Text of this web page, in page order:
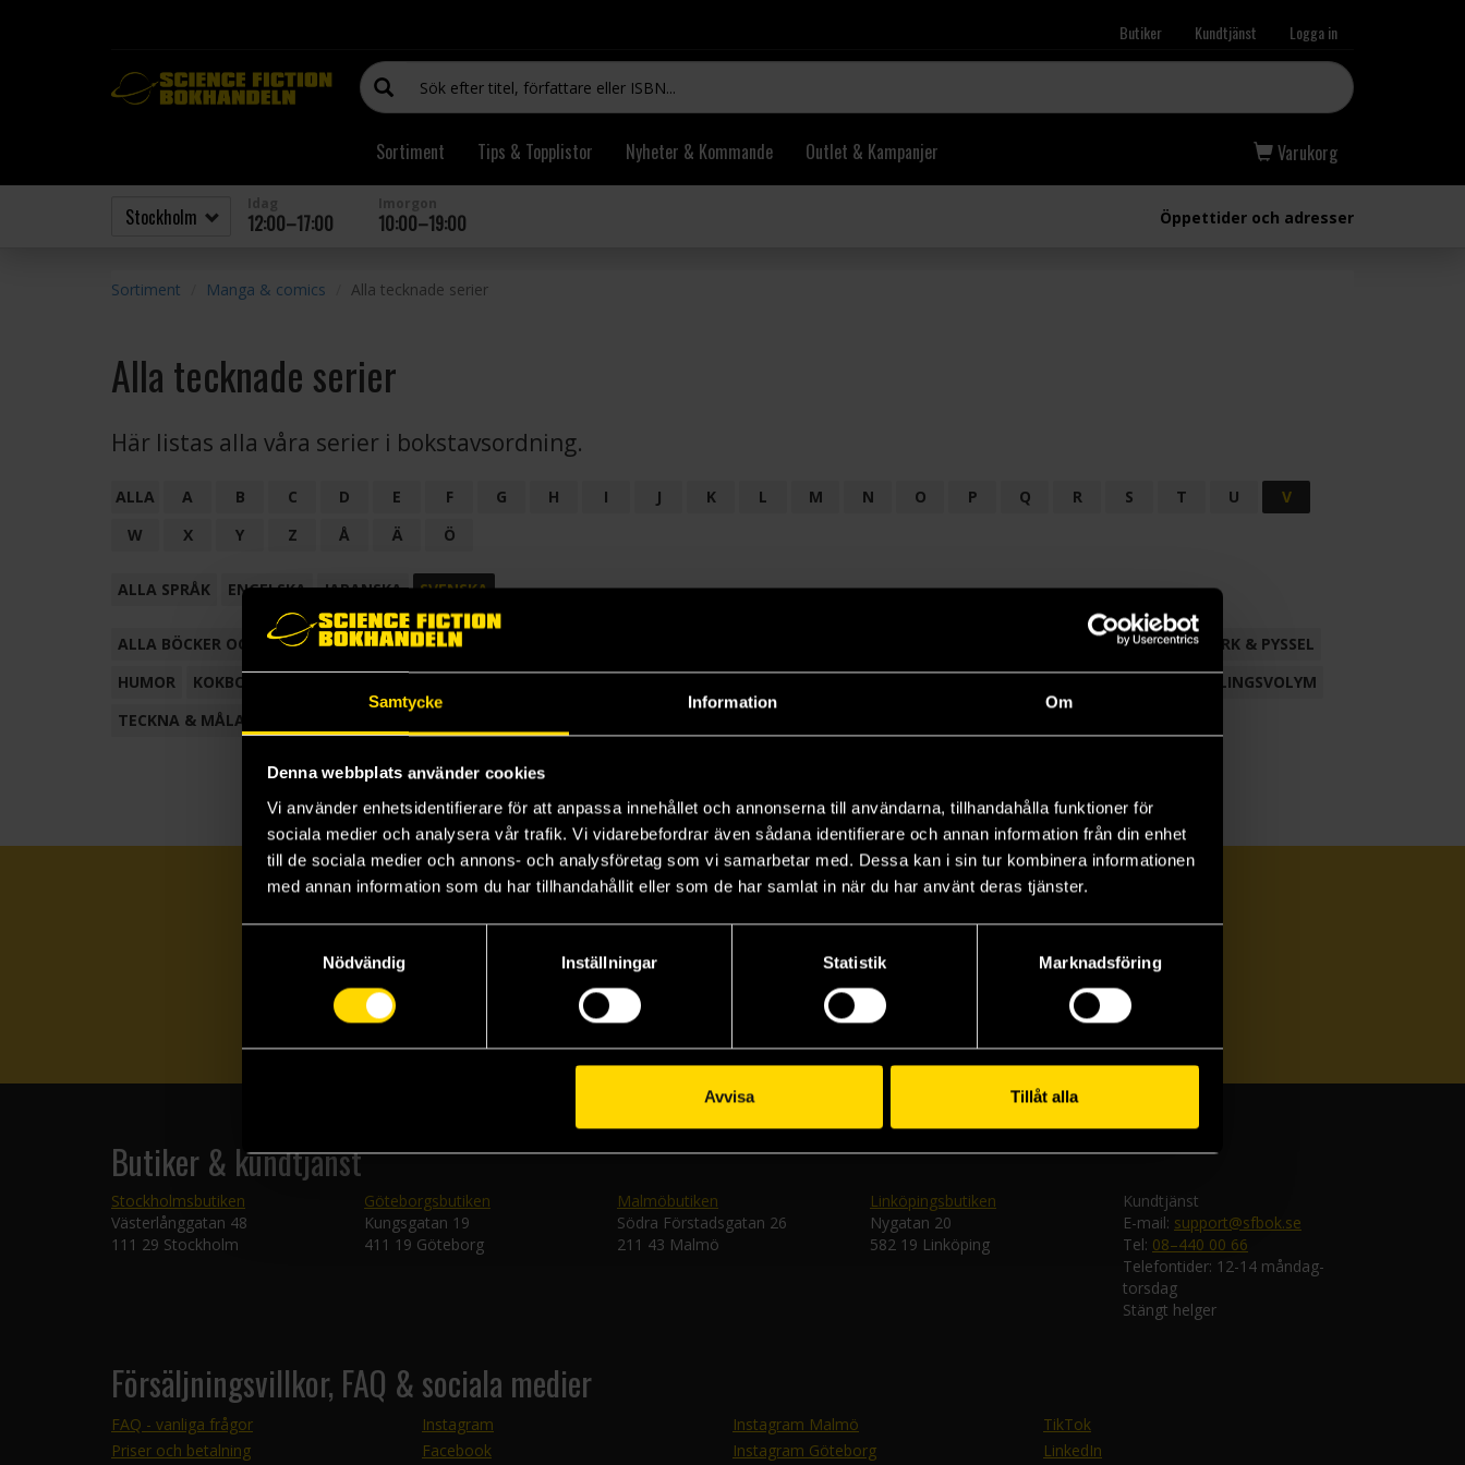
Samtycke Information Om
Denna webbplats använder cookies
Vi använder enhetsidentifierare för att anpassa innehållet och annonserna till användarna, tillhandahålla funktioner för
sociala medier och analysera vår trafik. Vi vidarebefordrar även sådana identifierare och annan information från din enhet
till de sociala medier och annons- och analysföretag som vi samarbetar med. Dessa kan i sin tur kombinera informationen
med annan information som du har tillhandahållit eller som de har samlat in när du har använt deras tjänster.
Nödvändig
Inställningar Statistik Marknadsföring
Avvisa Tillåt alla
Butiker Kundtjänst Logga in
Sortiment Tips & Topplistor Nyheter & Kommande Outlet & Kampanjer Varukorg
12:00–17:00 10:00–19:00 Öppettider och adresser
Sortiment Manga & comics Alla tecknade serier
Alla tecknade serier
Här listas alla våra serier i bokstavsordning.
ALLA A B C D E F G H I J K L M N O P Q R S T U
V
W
X Y Z Å Ä Ö
ALLA SPRÅK ENGELSKA JAPANSKA SVENSKA
ALLA BÖCKER OCH TECKNADE SERIER ANTOLOGI FACKLITTERATUR
HANTVERK & PYSSEL
HUMOR
KOKBOK
SAMLINGSVOLYM
TECKNA & MÅLA
Prenumerera på vårt nyhetsbrev
Butiker & kundtjänst
Stockholmsbutiken
Västerlånggatan 48
111 29 Stockholm
Göteborgsbutiken
Kungsgatan 19
411 19 Göteborg
Malmöbutiken
Södra Förstadsgatan 26
211 43 Malmö
Linköpingsbutiken
Nygatan 20
582 19 Linköping
Kundtjänst
E-mail: support@sfbok.se
Tel: 08–440 00 66
Telefontider: 12-14 måndag-
torsdag
Stängt helger
Försäljningsvillkor, FAQ & sociala medier
FAQ - vanliga frågor
Priser och betalning
Instagram
Facebook
Instagram Malmö
Instagram Göteborg
TikTok
LinkedIn